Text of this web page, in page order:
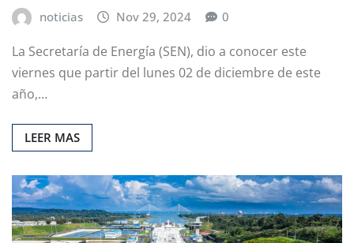
noticias Nov 29, 2024 0
La Secretaría de Energía (SEN), dio a conocer este
viernes que partir del lunes 02 de diciembre de este
año,…
LEER MAS